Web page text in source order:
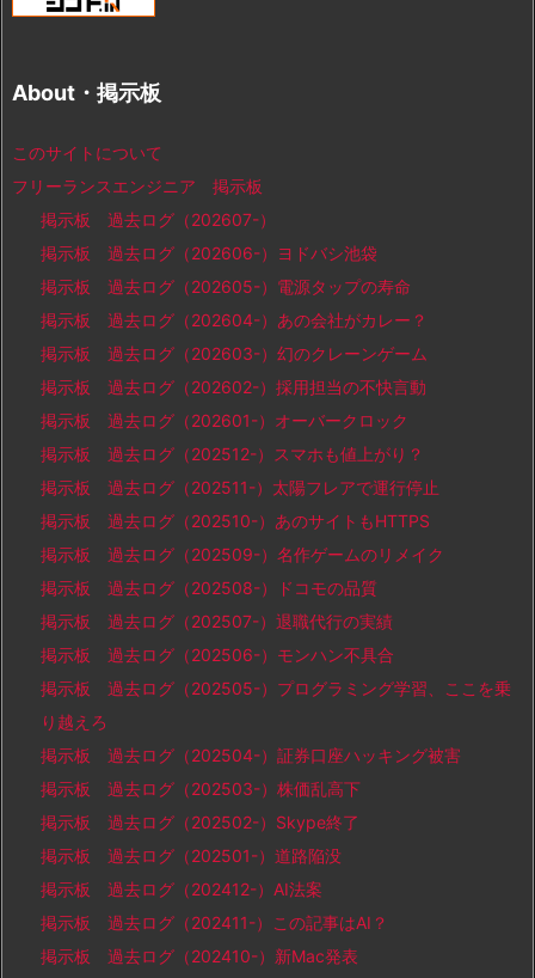
About・掲示板
このサイトについて
フリーランスエンジニア 掲示板
掲示板 過去ログ（202607-）
掲示板 過去ログ（202606-）ヨドバシ池袋
掲示板 過去ログ（202605-）電源タップの寿命
掲示板 過去ログ（202604-）あの会社がカレー？
掲示板 過去ログ（202603-）幻のクレーンゲーム
掲示板 過去ログ（202602-）採用担当の不快言動
掲示板 過去ログ（202601-）オーバークロック
掲示板 過去ログ（202512-）スマホも値上がり？
掲示板 過去ログ（202511-）太陽フレアで運行停止
掲示板 過去ログ（202510-）あのサイトもHTTPS
掲示板 過去ログ（202509-）名作ゲームのリメイク
掲示板 過去ログ（202508-）ドコモの品質
掲示板 過去ログ（202507-）退職代行の実績
掲示板 過去ログ（202506-）モンハン不具合
掲示板 過去ログ（202505-）プログラミング学習、ここを乗
り越えろ
掲示板 過去ログ（202504-）証券口座ハッキング被害
掲示板 過去ログ（202503-）株価乱高下
掲示板 過去ログ（202502-）Skype終了
掲示板 過去ログ（202501-）道路陥没
掲示板 過去ログ（202412-）AI法案
掲示板 過去ログ（202411-）この記事はAI？
掲示板 過去ログ（202410-）新Mac発表